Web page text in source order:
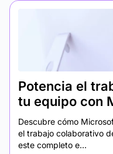
Potencia el
tu equipo con
Descubre cómo
el trabajo colaborativo
este completo e...